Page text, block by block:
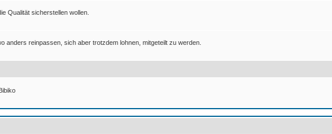
Qualität sicherstellen wollen.
anders reinpassen, sich aber trotzdem lohnen, mitgeteilt zu werden.